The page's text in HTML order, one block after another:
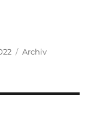
Kategorien
Archiv